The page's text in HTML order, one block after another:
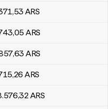
,53 ARS
,05 ARS
,63 ARS
,26 ARS
,32ARS